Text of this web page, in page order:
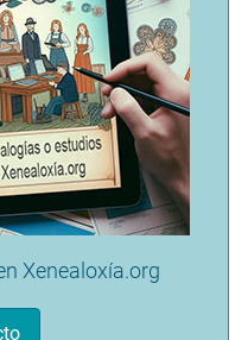
Xenealoxía.org